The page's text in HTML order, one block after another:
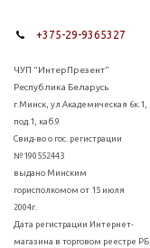
+375-29-9365327
ЧУП "ИнтерПрезент"
Республика Беларусь
г.Минск, ул.Академическая 6к.1,
под.1, каб.9
Свид-во о гос. регистрации
№190552443
выдано Минским
горисполкомом от 15 июля
2004г.
Дата регистрации Интернет-
магазина в торговом реестре РБ